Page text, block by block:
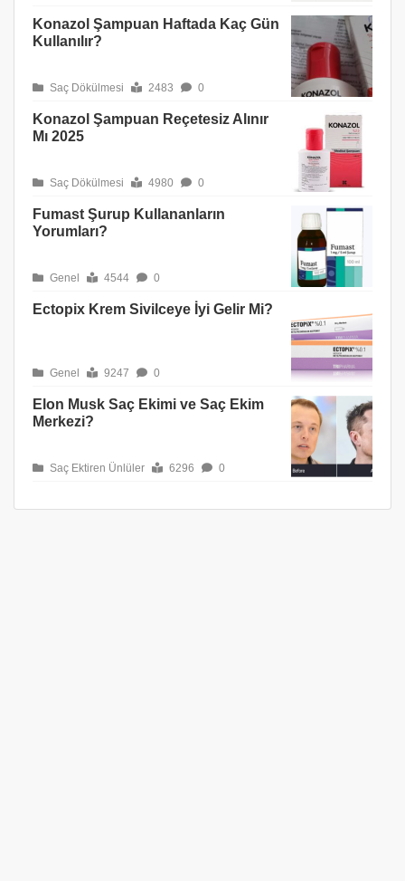
Konazol Şampuan Haftada Kaç Gün
Kullanılır?
Saç Dökülmesi 2483 0
Konazol Şampuan Reçetesiz Alınır
Mı 2025
Saç Dökülmesi 4980 0
Fumast Şurup Kullananların
Yorumları?
Genel 4544 0
Ectopix Krem Sivilceye İyi Gelir Mi?
Genel 9247 0
Elon Musk Saç Ekimi ve Saç Ekim
Merkezi?
Saç Ektiren Ünlüler 6296 0